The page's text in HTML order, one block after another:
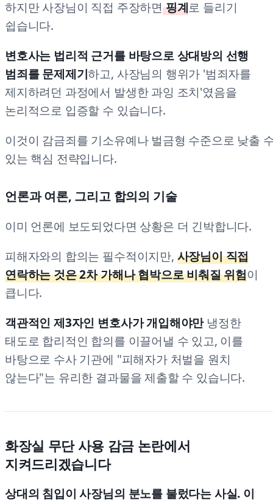
하지만 사장님이 직접 주장하면 핑계로 들리기
쉽습니다.
변호사는 법리적 근거를 바탕으로 상대방의 선행
범죄를 문제제기하고, 사장님의 행위가 '범죄자를
제지하려던 과정에서 발생한 과잉 조치'였음을
논리적으로 입증할 수 있습니다.
이것이 감금죄를 기소유예나 벌금형 수준으로 낮출
있는 핵심 전략입니다.
언론과 여론, 그리고 합의의 기술
이미 언론에 보도되었다면 상황은 더 긴박합니다.
피해자와의 합의는 필수적이지만, 사장님이 직접
연락하는 것은 2차 가해나 협박으로 비춰질 위험이
큽니다.
객관적인 제3자인 변호사가 개입해야만냉정한
태도로 합리적인 합의를 이끌어낼 수 있고, 이를
바탕으로 수사 기관에 "피해자가 처벌을 원치
않는다"는 유리한 결과물을 제출할 수 있습니다.
화장실 무단 사용 감금 논란에서
지켜드리겠습니다
상대의 침입이 사장님의 분노를 불렀다는 사실. 이